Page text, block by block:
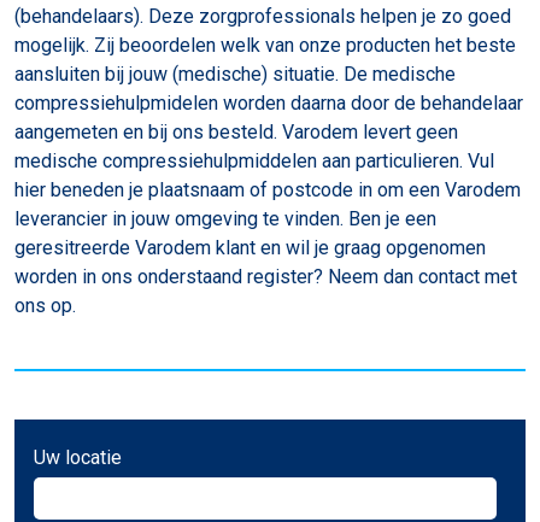
(behandelaars). Deze zorgprofessionals helpen je zo goed
mogelijk. Zij beoordelen welk van onze producten het beste
aansluiten bij jouw (medische) situatie. De medische
compressiehulpmidelen worden daarna door de behandelaar
aangemeten en bij ons besteld. Varodem levert geen
medische compressiehulpmiddelen aan particulieren. Vul
hier beneden je plaatsnaam of postcode in om een Varodem
leverancier in jouw omgeving te vinden. Ben je een
geresitreerde Varodem klant en wil je graag opgenomen
worden in ons onderstaand register? Neem dan contact met
ons op.
Uw locatie